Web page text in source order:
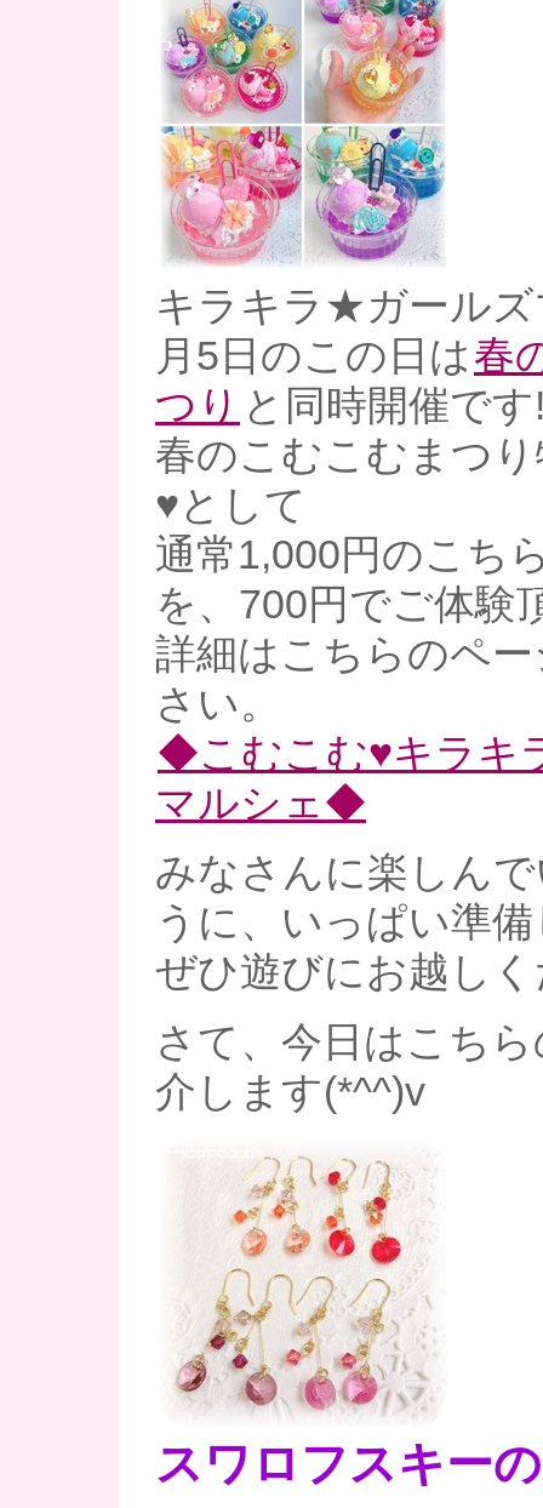
キラキラ★ガールズ
月5日のこの日は春
つり と同時開催です
春のこむこむまつ
♥として
通常1,000円のこち
を、700円でご体験
詳細はこちらのペ
さい。
◆こむこむ♥キラキ
マルシェ◆
みなさんに楽しん
うに、いっぱい準
ぜひ遊びにお越し
さて、今日はこち
介します(*^^)v
スワロフスキー